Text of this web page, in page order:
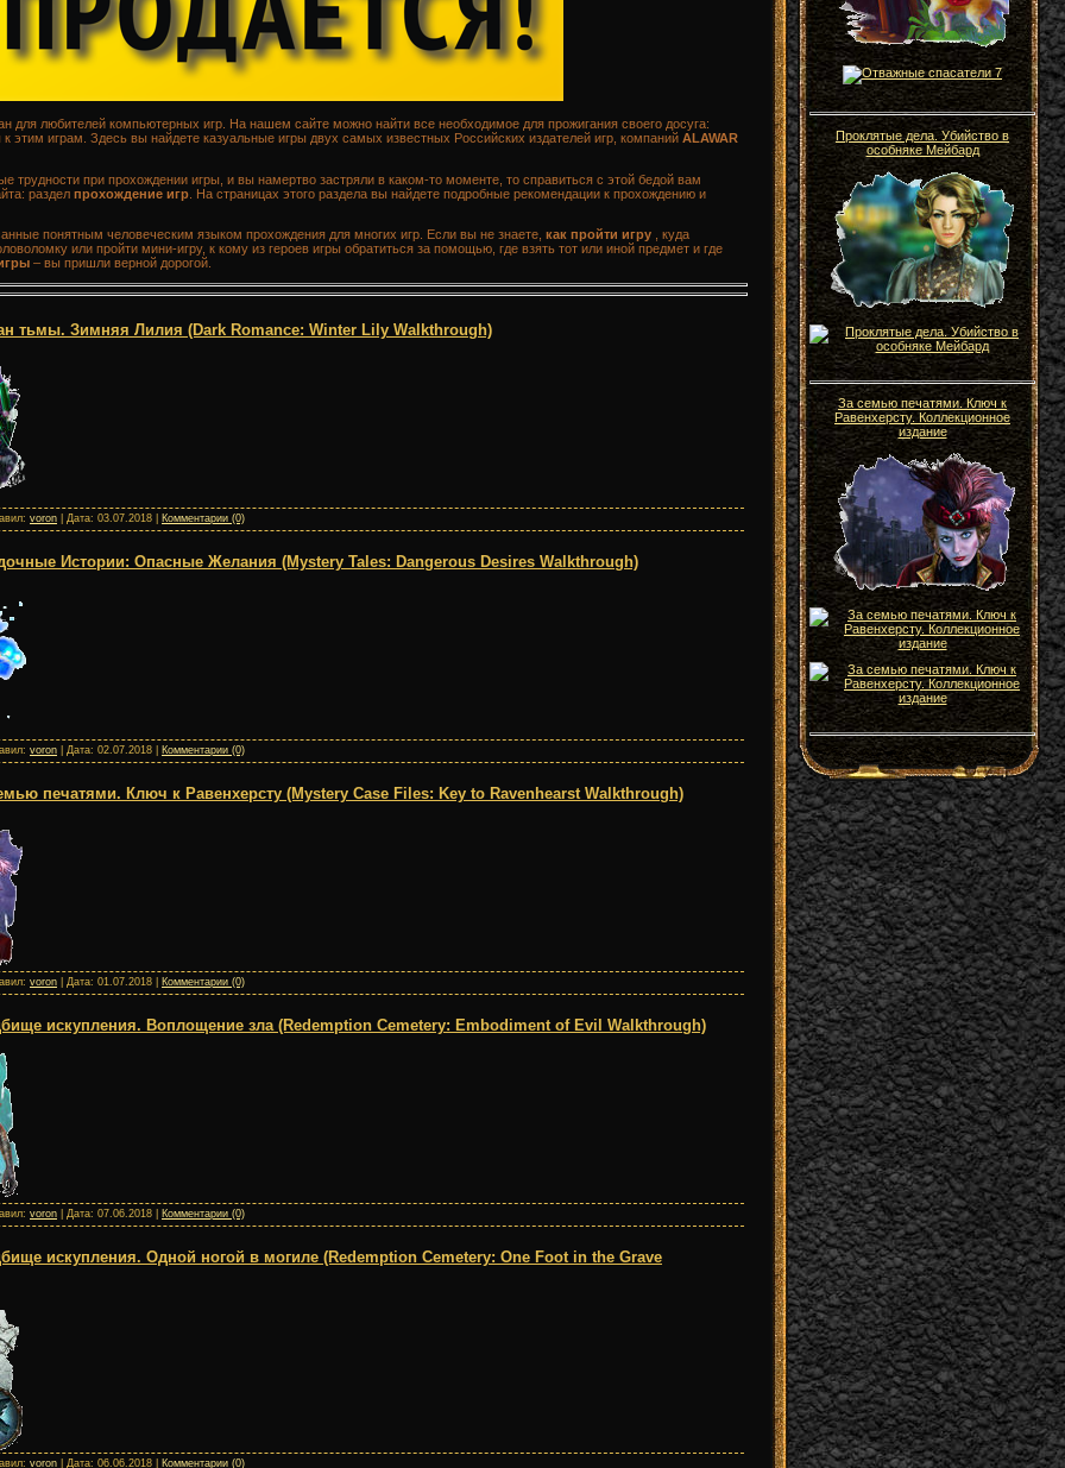
для любителей компьютерных игр. На нашем сайте можно найти все необходимое для прожигания своего досуга:
этим играм. Здесь вы найдете казуальные игры двух самых известных Российских издателей игр, компаний ALAWAR
трудности при прохождении игры, и вы намертво застряли в каком-то моменте, то справиться с этой бедой вам
раздел прохождение игр . На страницах этого раздела вы найдете подробные рекомендации к прохождению и
понятным человеческим языком прохождения для многих игр. Если вы не знаете, как пройти игру
, куда
или пройти мини-игру, к кому из героев игры обратиться за помощью, где взять тот или иной предмет и где
– вы пришли верной дорогой.
тьмы. Зимняя Лилия (Dark Romance: Winter Lily Walkthrough)
voron | Дата: 03.07.2018 Комментарии (0)
Истории: Опасные Желания (Mystery Tales: Dangerous Desires Walkthrough)
voron | Дата: 02.07.2018 Комментарии (0)
печатями. Ключ к Равенхерсту (Mystery Case Files: Key to Ravenhearst Walkthrough)
voron | Дата: 01.07.2018 Комментарии (0)
искупления. Воплощение зла (Redemption Cemetery: Embodiment of Evil Walkthrough)
voron | Дата: 07.06.2018 Комментарии (0)
искупления. Одной ногой в могиле (Redemption Cemetery: One Foot in the Grave
voron | Дата: 06.06.2018 Комментарии (0)
Проклятые дела. Убийство в
особняке Мейбард
За семью печатями. Ключ к
Равенхерсту. Коллекционное
издание